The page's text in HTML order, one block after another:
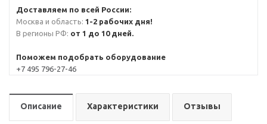
Доставляем по всей России:
Москва и область: 1-2 рабочих дня!
В регионы РФ: от 1 до 10 дней.
Поможем подобрать оборудование
+7 495 796-27-46
Описание Характеристики Отзывы